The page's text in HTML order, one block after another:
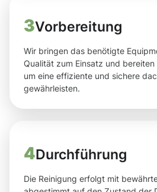
3Vorbereitung
Wir bringen das benötigte
Qualität zum Einsatz und
um eine effiziente und sichere
gewährleisten.
4Durchführung
Die Reinigung erfolgt mit